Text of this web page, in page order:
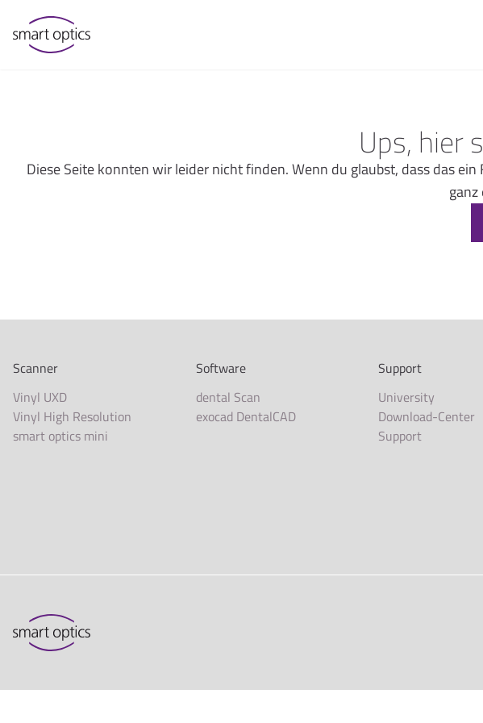
Ups,
Diese Seite konnten wir leider nicht finden. Wenn du glaubst, dass das
Scanner
Vinyl UXD
Vinyl High Resolution
smart optics mini
Software
dental Scan
exocad DentalCAD
Support
University
Download-Center
Support